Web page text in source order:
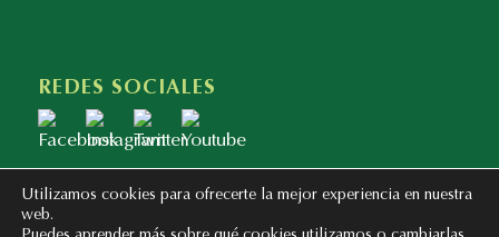
REDES SOCIALES
Utilizamos cookies para ofrecerte la mejor experiencia en nuestra
web.